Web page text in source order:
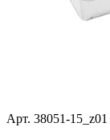
Арт. 38051-15_z01